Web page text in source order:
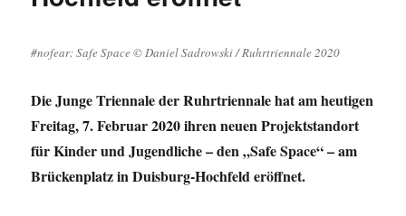
#nofear: Safe Space © Daniel Sadrowski / Ruhrtriennale 2020
Die Junge Triennale der Ruhrtriennale hat am heutigen
Freitag, 7. Februar 2020 ihren neuen Projektstandort
für Kinder und Jugendliche – den „Safe Space“ – am
Brückenplatz in Duisburg-Hochfeld eröffnet.